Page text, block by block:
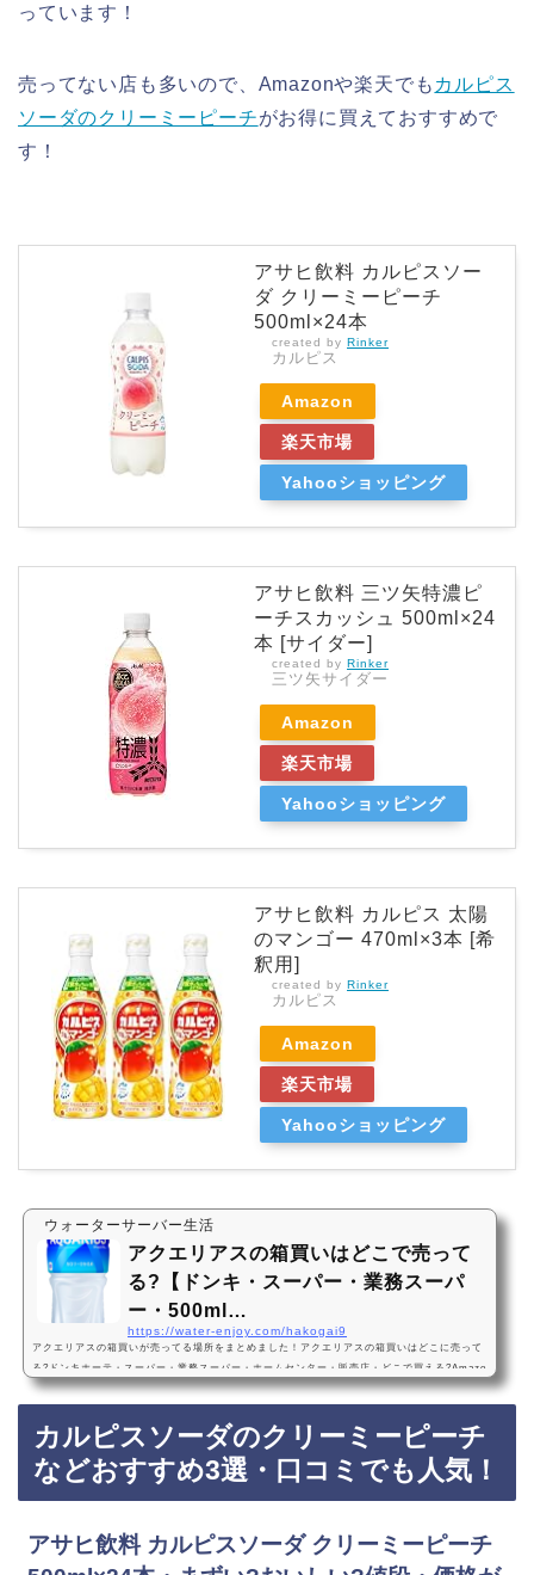
っています！
売ってない店も多いので、Amazonや楽天でも カルピス
ソーダのクリーミーピーチがお得に買えておすすめで
す！
アサヒ飲料 カルピスソー
ダ クリーミーピーチ
500ml×24本
created by Rinker
カルピス
Amazon
楽天市場
Yahooショッピング
アサヒ飲料 三ツ矢特濃ピ
ーチスカッシュ 500ml×24
本 [サイダー]
created by Rinker
三ツ矢サイダー
Amazon
楽天市場
Yahooショッピング
アサヒ飲料 カルピス 太陽
のマンゴー 470ml×3本 [希
釈用]
created by Rinker
カルピス
Amazon
楽天市場
Yahooショッピング
ウォーターサーバー生活
アクエリアスの箱買いはどこで売って
る?【ドンキ・スーパー・業務スーパ
ー・500ml…
https://water-enjoy.com/hakogai9
アクエリアスの箱買いが売ってる場所をまとめました！アクエリアスの箱買いはどこに売って
る?ドンキホーテ・スーパー・業務スーパー・ホームセンター・販売店・どこで買える?Amazo
n・楽天・売ってない? 500ml・24本・2l・6本アクエリアスの箱買いは、ドンキホーテ、スー
で、Amazonや楽天でもアクエリアスの箱買いがお得に買えておすすめです！アクエリアスの
箱買いのおすすめ3選・口コミでも人気！コカ・コーラ アクエリアス エアーボトル 500ml…
カルピスソーダのクリーミーピーチ
などおすすめ3選・口コミでも人気！
アサヒ飲料 カルピスソーダ クリーミーピーチ